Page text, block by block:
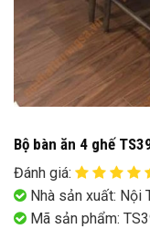
Bộ bàn ăn 4 ghế
Đánh giá:
Nhà sản xuất: Nội
Mã sản phẩm: